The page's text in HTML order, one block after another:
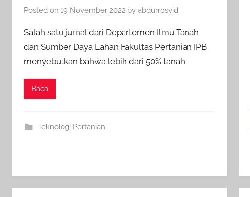
Posted on 19 November 2022 by abdurrosyid
Salah satu jurnal dari Departemen Ilmu Tanah
dan Sumber Daya Lahan Fakultas Pertanian IPB
menyebutkan bahwa lebih dari 50% tanah
Baca
Teknologi Pertanian